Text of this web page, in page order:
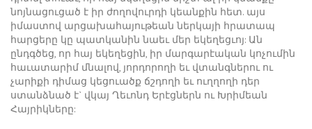
նոյնացուցած է իր ժողովուրդի կեանքին հետ. այս
իմաստով արցախահայութեան ներկայի հրատապ
հարցերը կը պատկանին նաեւ մեր եկեղեցւոյ: Ան
ընդգծեց, որ հայ եկեղեցին, իր մարգարէական կոչումին
հաւատարիմ մնալով, յորդորողի եւ վտանգներու ու
չարիքի դիմաց կեցուածք ճշդողի եւ ուղղողի դեր
ստանձնած է` վկայ Ղեւոնդ Երէցներն ու Խրիմեան
Հայրիկները: